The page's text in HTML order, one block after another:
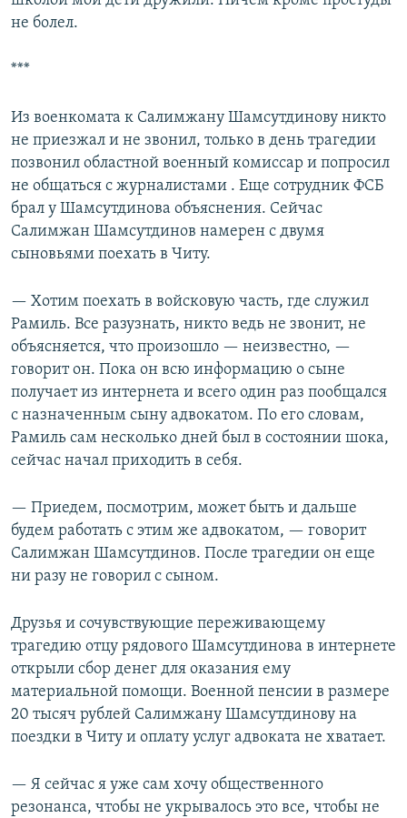
не болел.
***
Из военкомата к Салимжану Шамсутдинову никто
не приезжал и не звонил, только в день трагедии
позвонил областной военный комиссар и попросил
не общаться с журналистами . Еще сотрудник ФСБ
брал у Шамсутдинова объяснения. Сейчас
Салимжан Шамсутдинов намерен с двумя
сыновьями поехать в Читу.
— Хотим поехать в войсковую часть, где служил
Рамиль. Все разузнать, никто ведь не звонит, не
объясняется, что произошло — неизвестно, —
говорит он. Пока он всю информацию о сыне
получает из интернета и всего один раз пообщался
с назначенным сыну адвокатом. По его словам,
Рамиль сам несколько дней был в состоянии шока,
сейчас начал приходить в себя.
— Приедем, посмотрим, может быть и дальше
будем работать с этим же адвокатом, — говорит
Салимжан Шамсутдинов. После трагедии он еще
ни разу не говорил с сыном.
Друзья и сочувствующие переживающему
трагедию отцу рядового Шамсутдинова в интернете
открыли сбор денег для оказания ему
материальной помощи. Военной пенсии в размере
20 тысяч рублей Салимжану Шамсутдинову на
поездки в Читу и оплату услуг адвоката не хватает.
— Я сейчас я уже сам хочу общественного
резонанса, чтобы не укрывалось это все, чтобы не